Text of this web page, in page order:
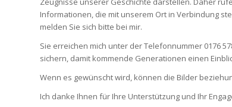
Informationen, die mit unserem Ort in Verbindung
melden Sie sich bitte bei mir.
Sie erreichen mich unter der Telefonnummer 0176
sichern, damit kommende Generationen einen
Wenn es gewünscht wird, können die Bilder
Ich danke Ihnen für Ihre Unterstützung und Ihr